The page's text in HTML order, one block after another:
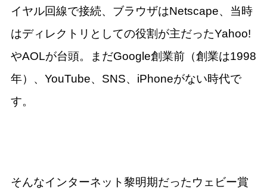
イヤル回線で接続、ブラウザはNetscape、当時
はディレクトリとしての役割が主だったYahoo!
やAOLが台頭。まだGoogle創業前（創業は1998
年）、YouTube、SNS、iPhoneがない時代で
す。
そんなインターネット黎明期だったウェビー賞